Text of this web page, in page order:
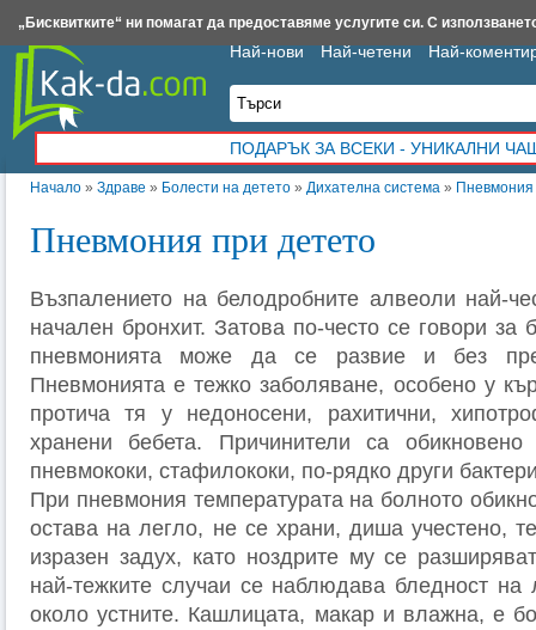
Начало » Здраве » Болести на детето » Дихателна система » Пневмония
Пневмония при детето
Възпалението на белодробните алвеоли най-
начален бронхит. Затова по-често се говори за
пневмонията може да се развие и без
Пневмонията е тежко заболяване, особено у
протича тя у недоносени, рахитични,
хранени бебета. Причинители са
пневмококи, стафилококи, по-рядко други
При пневмония температурата на болното
остава на легло, не се храни, диша учестено,
изразен задух, като ноздрите му се
най-тежките случаи се наблюдава бледност на
около устните. Кашлицата, макар и влажна, е
Най-нови Най-четени Най-
ПОДАРЪК ЗА ВСЕКИ - УНИКАЛНИ
Insert.bg Framar.bg Kak-da.com Iztochnik.com BauBau.bg NewAge.bg
„Бисквитките“ ни помагат да предоставяме услугите си. С